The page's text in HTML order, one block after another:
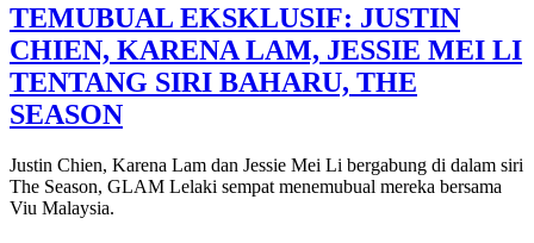
TEMUBUAL EKSKLUSIF: JUSTIN
CHIEN, KARENA LAM, JESSIE MEI LI
TENTANG SIRI BAHARU, THE
SEASON
Justin Chien, Karena Lam dan Jessie Mei Li bergabung di dalam siri
The Season, GLAM Lelaki sempat menemubual mereka bersama
Viu Malaysia.